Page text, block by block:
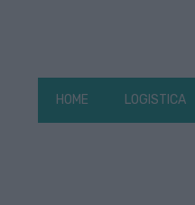
HOME LOGISTICA